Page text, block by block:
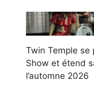
Twin Temple se
Show et étend
l’automne 2026